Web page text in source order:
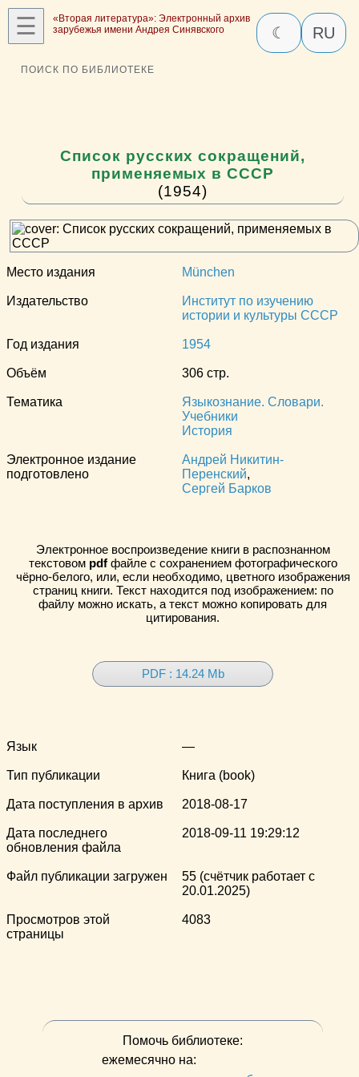
☰
«Вторая литература»: Электронный архив
зарубежья имени Андрея Синявского
☾ RU
ПОИСК ПО БИБЛИОТЕКЕ
Список русских сокращений,
применяемых в СССР
(1954)
Место издания München
Издательство
Институт по изучению
истории и культуры СССР
Год издания 1954
Объём 306 стр.
Тематика
Языкознание. Словари.
Учебники
История
Электронное издание
подготовлено
Андрей Никитин-
Перенский,
Сергей Барков
Электронное воспроизведение книги в распознанном
текстовом pdfфайле с сохранением фотографического
чёрно-белого, или, если необходимо, цветного изображения
страниц книги. Текст находится под изображением: по
файлу можно искать, а текст можно копировать для
цитирования.
PDF : 14.24 Mb
Язык —
Тип публикации Книга (book)
Дата поступления в архив 2018-08-17
Дата последнего
обновления файла
2018-09-11 19:29:12
Файл публикации загружен
55 (счётчик работает с
20.01.2025)
Просмотров этой
страницы
4083
Помочь библиотеке:
ежемесячно на: